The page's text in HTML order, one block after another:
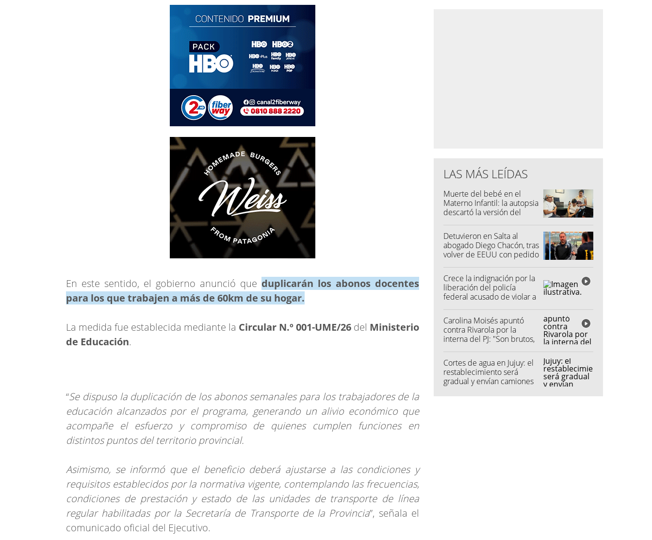
En este sentido, el gobierno anunció que duplicarán los abonos docentes
para los que trabajen a más de 60km de su hogar.
La medida fue establecida mediante la Circular N.º 001-UME/26 del Ministerio
de Educación.
“Se dispuso la duplicación de los abonos semanales para los trabajadores de la
educación alcanzados por el programa, generando un alivio económico que
acompañe el esfuerzo y compromiso de quienes cumplen funciones en
distintos puntos del territorio provincial.
Asimismo, se informó que el beneficio deberá ajustarse a las condiciones y
requisitos establecidos por la normativa vigente, contemplando las frecuencias,
condiciones de prestación y estado de las unidades de transporte de línea
regular habilitadas por la Secretaría de Transporte de la Provincia”, señala el
comunicado oficial del Ejecutivo.
LAS MÁS LEÍDAS
Muerte del bebé en el
Materno Infantil: la autopsia
descartó la versión del
Detuvieron en Salta al
abogado Diego Chacón, tras
volver de EEUU con pedido
Crece la indignación por la
liberación del policía
federal acusado de violar a
Carolina Moisés apuntó
contra Rivarola por la
interna del PJ: "Son brutos,
Cortes de agua en Jujuy: el
restablecimiento será
gradual y envían camiones